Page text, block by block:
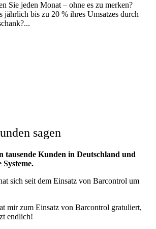
Sie jeden Monat – ohne es zu merken?
jährlich bis zu 20 % ihres Umsatzes durch
sagen
tausende Kunden in Deutschland und
sich seit dem Einsatz von Barcontrol um
mir zum Einsatz von Barcontrol gratuliert,
endlich!